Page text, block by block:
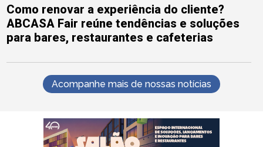
Como renovar a experiência do cliente?
ABCASA Fair reúne tendências e soluções
para bares, restaurantes e cafeterias
Acompanhe mais de nossas notícias